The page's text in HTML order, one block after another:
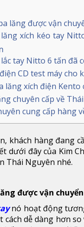
lăng được vận
xích kéo tay
tay Nitto 6 tấn đã
CD test máy cho
lăng xích điện
chuyên cấp về
cung cấp hàng
khách hàng đang
dưới đây của Kim
Thái Nguyên nhé.
được vận
nó hoạt động
cách dễ dàng hơn